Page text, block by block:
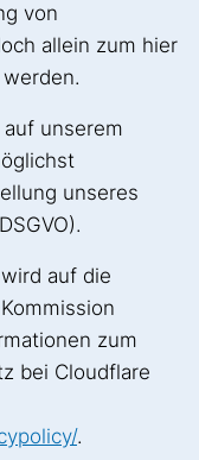
von
allein zum hier
unserem
unseres
auf die
zum
bei Cloudflare
.